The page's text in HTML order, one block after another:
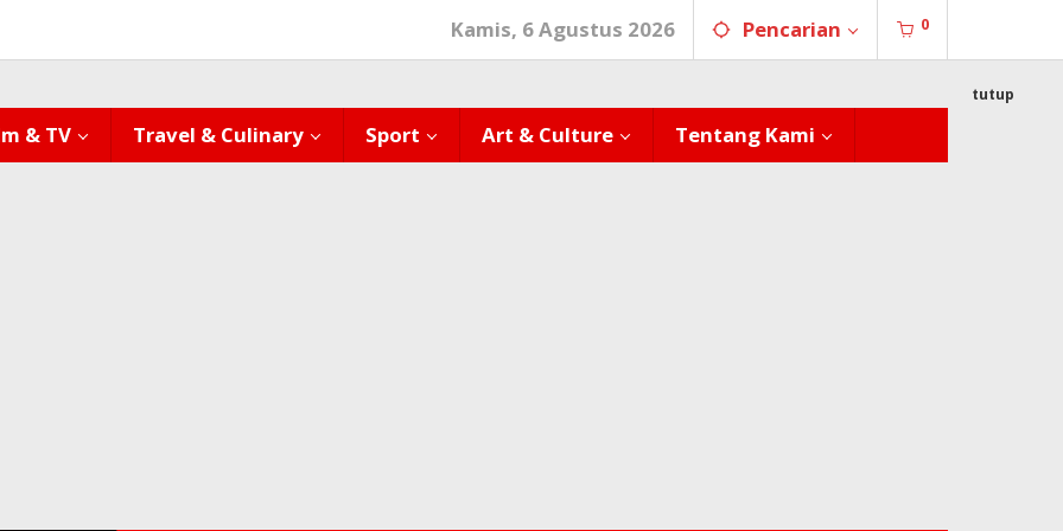
Kamis, 6 Agustus 2026 Pencarian 0
& TV Travel & Culinary Sport Art & Culture Tentang Kami
tutup